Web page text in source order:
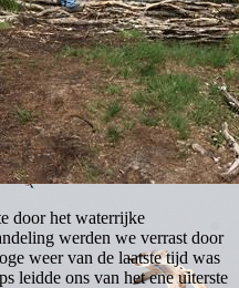
door het waterrijke
werden we verrast door
weer van de laatste tijd was
leidde ons van het ene uiterste